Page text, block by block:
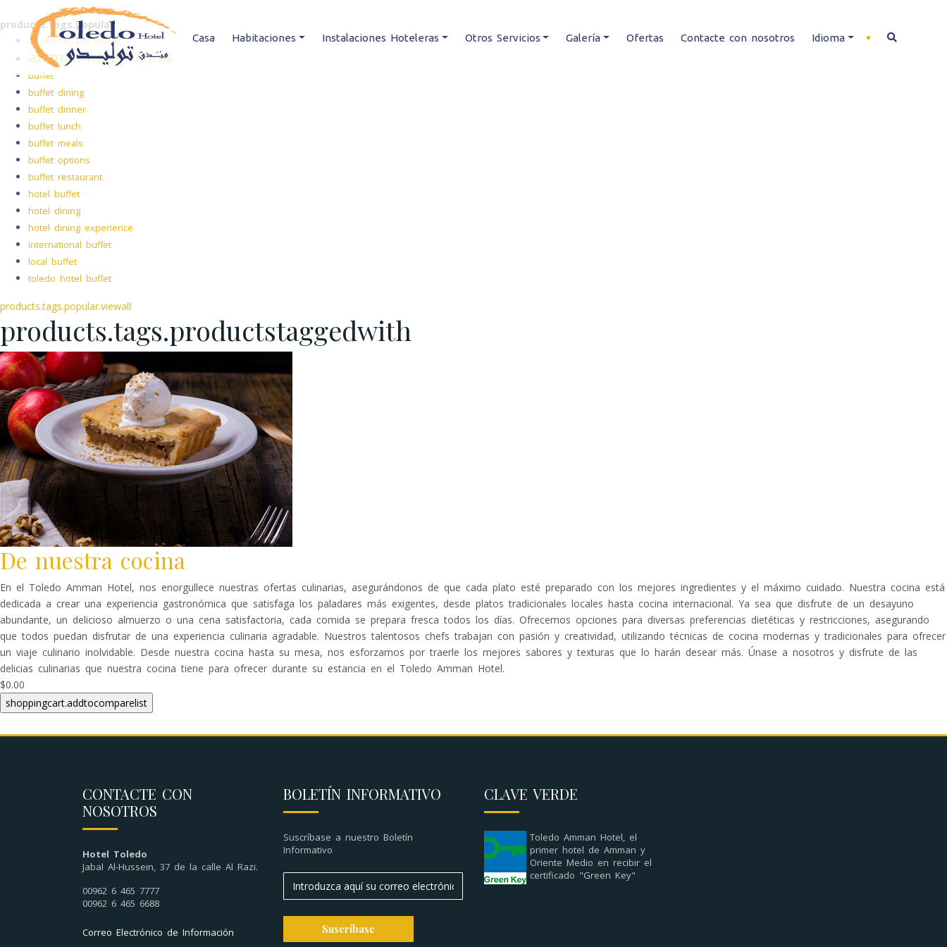
Casa Habitaciones Instalaciones Hoteleras Otros Servicios Galería Ofertas Contacte con nosotros Idioma
products.tags.popular
all-you-can-eat buffet
amman hotel rooms
buffet
buffet dining
buffet dinner
buffet lunch
buffet meals
buffet options
buffet restaurant
hotel buffet
hotel dining
hotel dining experience
international buffet
local buffet
toledo hotel buffet
products.tags.popular.viewall
products.tags.productstaggedwith
De nuestra cocina
En el Toledo Amman Hotel, nos enorgullece nuestras ofertas culinarias, asegurándonos de que cada plato esté preparado con los mejores ingredientes y el máximo cuidado. Nuestra cocina está
dedicada a crear una experiencia gastronómica que satisfaga los paladares más exigentes, desde platos tradicionales locales hasta cocina internacional. Ya sea que disfrute de un desayuno
abundante, un delicioso almuerzo o una cena satisfactoria, cada comida se prepara fresca todos los días. Ofrecemos opciones para diversas preferencias dietéticas y restricciones, asegurando
que todos puedan disfrutar de una experiencia culinaria agradable. Nuestros talentosos chefs trabajan con pasión y creatividad, utilizando técnicas de cocina modernas y tradicionales para ofrecer
un viaje culinario inolvidable. Desde nuestra cocina hasta su mesa, nos esforzamos por traerle los mejores sabores y texturas que lo harán desear más. Únase a nosotros y disfrute de las
delicias culinarias que nuestra cocina tiene para ofrecer durante su estancia en el Toledo Amman Hotel.
$0.00
CONTACTE CON
NOSOTROS
Hotel Toledo
Jabal Al-Hussein, 37 de la calle Al Razi.
00962 6 465 7777
00962 6 465 6688
Correo Electrónico de Información
BOLETÍN INFORMATIVO
Suscríbase a nuestro Boletín
Informativo
CLAVE VERDE
Toledo Amman Hotel, el
primer hotel de Amman y
Oriente Medio en recibir el
certificado "Green Key"